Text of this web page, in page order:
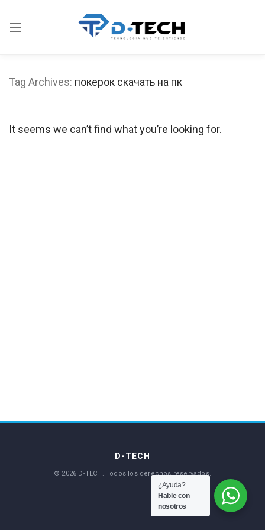
Tag Archives: покерок скачать на пк
It seems we can’t find what you’re looking for.
¿Ayuda?
Hable con
nosotros